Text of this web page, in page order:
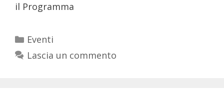
il Programma
Eventi
Lascia un commento